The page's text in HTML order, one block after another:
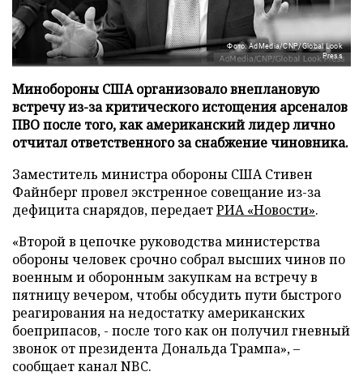
Фото: AdMedia/CNP/Global Look
Press
Минобороны США организовало внеплановую
встречу из-за критического истощения арсеналов
ПВО после того, как американский лидер лично
отчитал ответственного за снабжение чиновника.
Заместитель министра обороны США Стивен
Файнберг провел экстренное совещание из-за
дефицита снарядов, передаетРИА «Новости».
«Второй в цепочке руководства министерства
обороны человек срочно собрал высших чинов по
военным и оборонным закупкам на встречу в
пятницу вечером, чтобы обсудить пути быстрого
реагирования на недостатку американских
боеприпасов, - после того как он получил гневный
звонок от президента Дональда Трампа», –
сообщает канал NBC.